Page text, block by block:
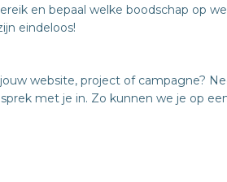
en bepaal welke boodschap op
eindeloos!
website, project of campagne?
met je in. Zo kunnen we je op